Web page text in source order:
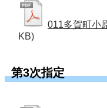
011多賀町小
KB)
第3次指定